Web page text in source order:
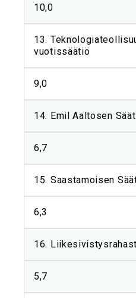
10,0
13.
vuotissäätiö
9,0
14. Emil Aaltosen
6,7
15. Saastamoisen
6,3
16.
5,7